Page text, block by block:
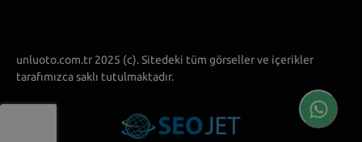
unluoto.com.tr 2025 (c). Sitedeki tüm görseller ve içerikler
tarafımızca saklı tutulmaktadır.